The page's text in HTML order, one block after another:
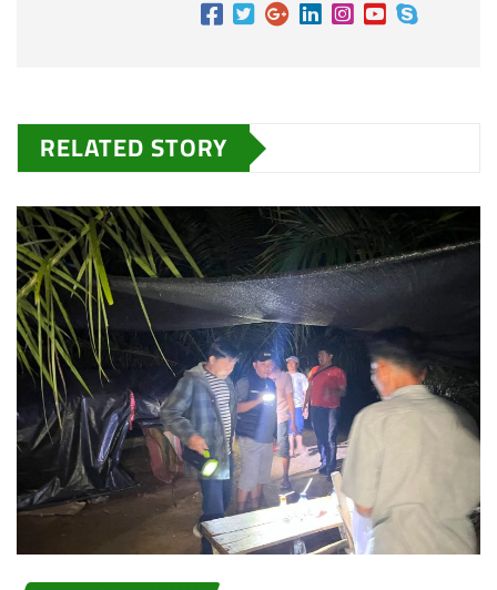
RELATED STORY